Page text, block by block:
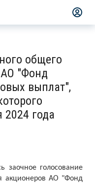
общего
АО "Фонд
выплат",
2024 года
заочное голосование
акционеров АО "Фонд